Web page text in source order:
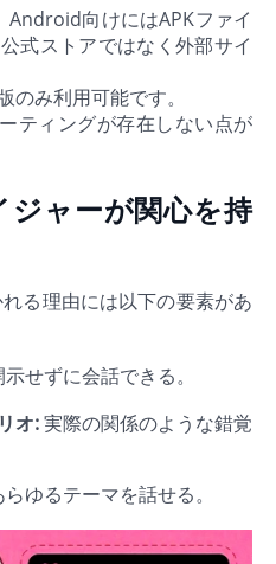
向けにはAPKファイ
式ストアではなく外部サイ
み利用可能です。
ティングが存在しない点が
ャーが関心を持
る理由には以下の要素があ
せずに会話できる。
オ:実際の関係のような錯覚
ゆるテーマを話せる。